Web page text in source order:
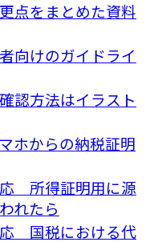
点をまとめた資料
向けのガイドライ
認方法はイラスト
ホからの納税証明
所得証明用に源
れたら
国税における代